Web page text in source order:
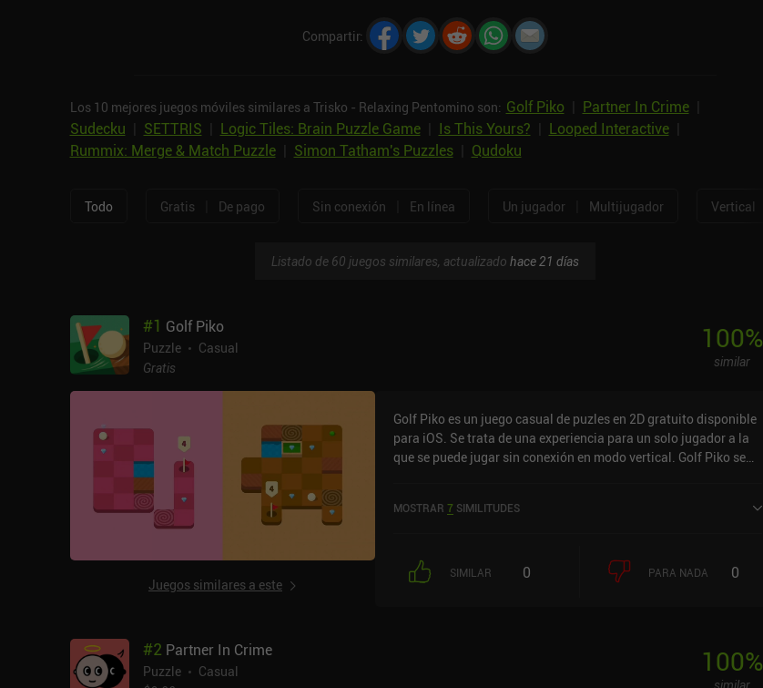
Compartir:
Los 10 mejores juegos móviles similares a Trisko - Relaxing Pentomino son: Golf Piko Partner In Crime|
Sudecku
SETTRIS Logic Tiles: Brain Puzzle Game| Is This Yours? Looped Interactive|
Rummix: Merge & Match Puzzle| Simon Tatham's Puzzles| Qudoku
Todo Gratis De pago Sin conexión En línea Un jugador Multijugador Vertical
Listado de 60 juegos similares, actualizado hace 21 días
#1 Golf Piko
Puzzle
Casual
Gratis
100%
similar
Juegos similares a este
Golf Piko es un juego casual de puzles en 2D gratuito disponible
para iOS. Se trata de una experiencia para un solo jugador a la
que se puede jugar sin conexión en modo vertical. Golf Piko se
MOSTRAR 7 SIMILITUDES
SIMILAR 0 PARA NADA 0
#2 Partner In Crime
Puzzle
Casual
100%